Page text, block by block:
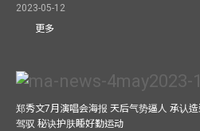
2023-05-12
更多
郑秀文7月演唱会海报 天后气势逼人 承认
驾驭 秘诀护肤睡好勤运动